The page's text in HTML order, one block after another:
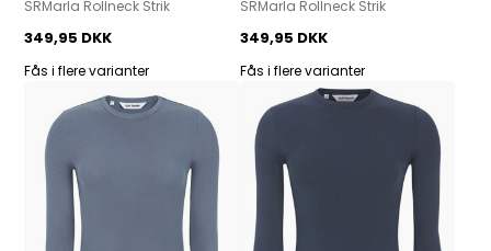
SRMarla Rollneck Strik
349,95 DKK
Fås i flere varianter
SRMarla Rollneck Strik
349,95 DKK
Fås i flere varianter